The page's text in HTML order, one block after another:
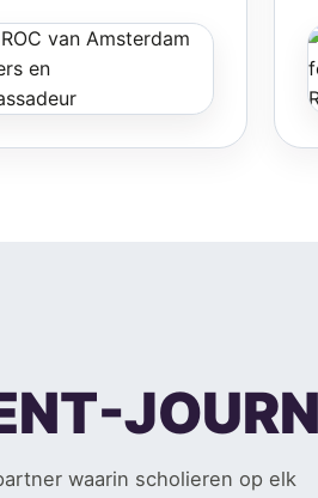
waarin scholieren op elk